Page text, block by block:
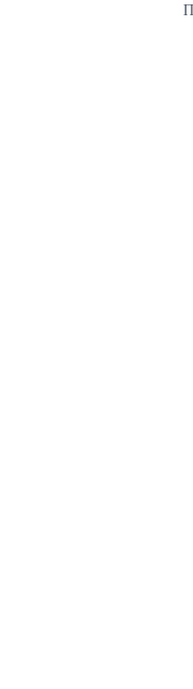
отверстия Ø12 мм, 4
муфту установлен